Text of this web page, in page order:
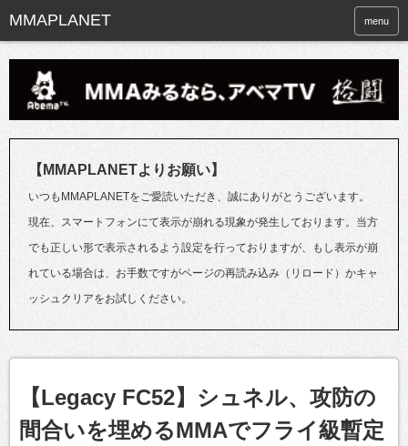
menu
【MMAPLANETよりお願い】
いつもMMAPLANETをご愛読いただき、誠にありがとうございます。
現在、スマートフォンにて表示が崩れる現象が発生しております。当方
でも正しい形で表示されるよう設定を行っておりますが、もし表示が崩
れている場合は、お手数ですがページの再読み込み（リロード）かキャ
ッシュクリアをお試しください。
【Legacy FC52】シュネル、攻防の
間合いを埋めるMMAでフライ級暫定